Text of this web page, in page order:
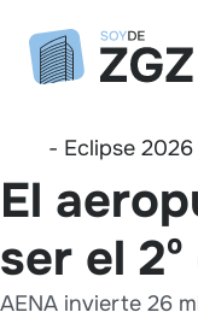
- Eclipse
El
ser el
AENA invierte 26